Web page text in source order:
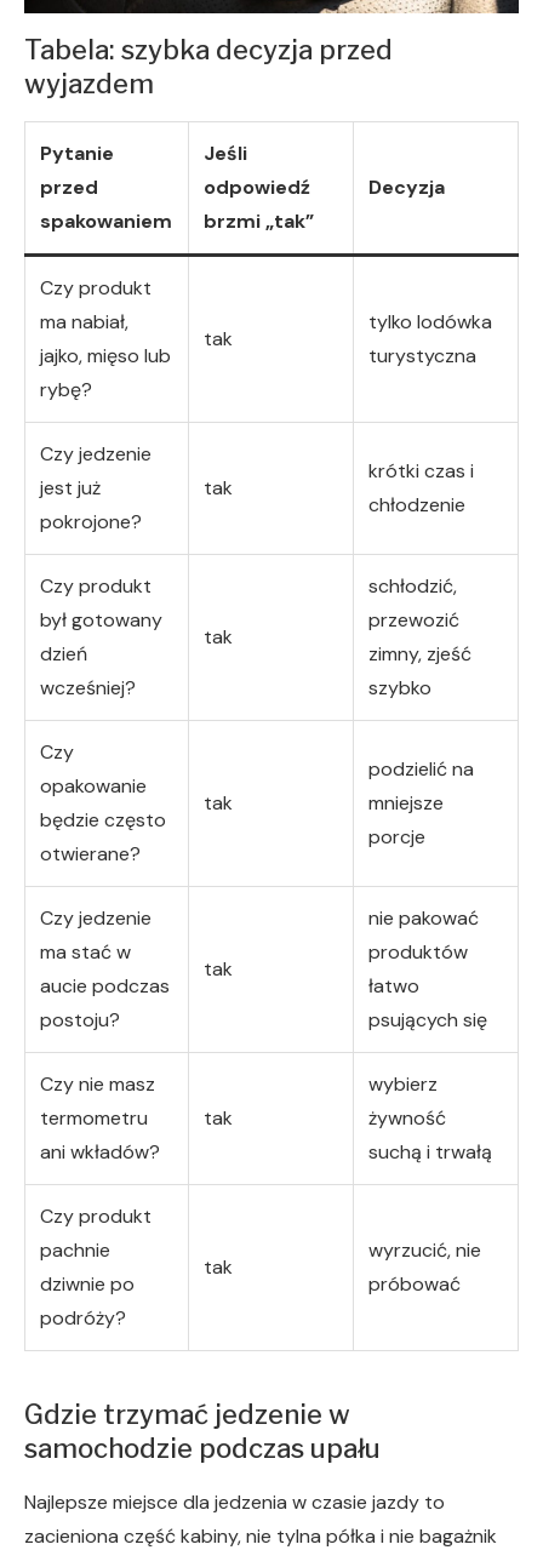
Tabela: szybka decyzja przed
wyjazdem
Pytanie
przed
spakowaniem
Jeśli
odpowiedź
brzmi „tak”
Decyzja
Czy produkt
ma nabiał,
jajko, mięso lub
rybę?
tak
tylko lodówka
turystyczna
Czy jedzenie
jest już
pokrojone?
tak
krótki czas i
chłodzenie
Czy produkt
był gotowany
dzień
wcześniej?
tak
schłodzić,
przewozić
zimny, zjeść
szybko
Czy
opakowanie
będzie często
otwierane?
tak
podzielić na
mniejsze
porcje
Czy jedzenie
ma stać w
aucie podczas
postoju?
tak
nie pakować
produktów
łatwo
psujących się
Czy nie masz
termometru
ani wkładów?
tak
wybierz
żywność
suchą i trwałą
Czy produkt
pachnie
dziwnie po
podróży?
tak
wyrzucić, nie
próbować
Gdzie trzymać jedzenie w
samochodzie podczas upału
Najlepsze miejsce dla jedzenia w czasie jazdy to
zacieniona część kabiny, nie tylna półka i nie bagażnik